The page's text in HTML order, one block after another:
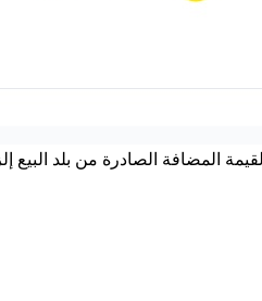
المضافة الصادرة من بلد البيع